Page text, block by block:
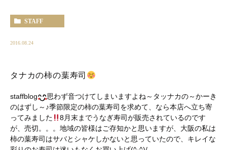
STAFF
2016.08.24
タナカの柿の葉寿司
staffblog
思わず音つけてしまいますよね～タッナカの～かーき
のはずし～♪季節限定の柿の葉寿司を求めて、なら本店へ立ち寄
ってみました
8月末までうなぎ寿司が販売されているのです
が、売切。。。地域の皆様はご存知かと思いますが、大阪の私は
柿の葉寿司はサバとシャケしかないと思っていたので、キレイな